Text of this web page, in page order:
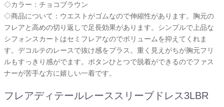
◇カラー：チョコブラウン
◇商品について：ウエストがゴムなので伸縮性があります。胸元の
フレアと高めの切り返しで足長効果があります。シンプルで上品な
シフォンスカートはセミフレアなのでボリュームを抑えてくれま
す。デコルテのレースで抜け感をプラス。重く見えがちが胸元フリ
ルもすっきり感がでます。ボタンひとつで脱着ができるのでファス
ナーが苦手な方に嬉しい一着です。
フレアディテールレーススリーブドレス3LBR